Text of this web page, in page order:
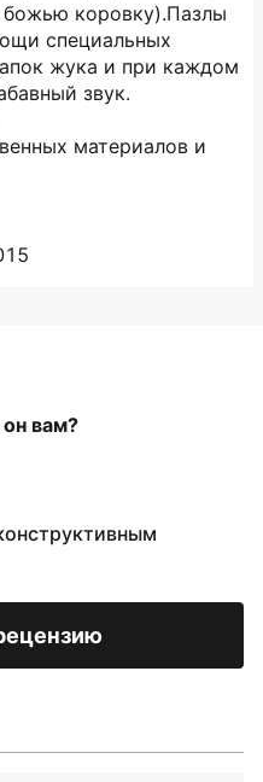
божью коровку).Пазлы
специальных
жука и при каждом
звук.
материалов и
вам?